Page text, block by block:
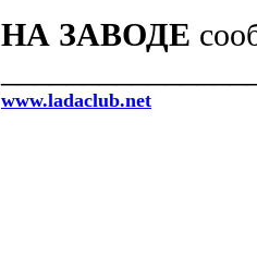
НА ЗАВОДЕ
www.ladaclub.net